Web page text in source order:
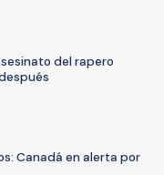
del rapero
Canadá en alerta por